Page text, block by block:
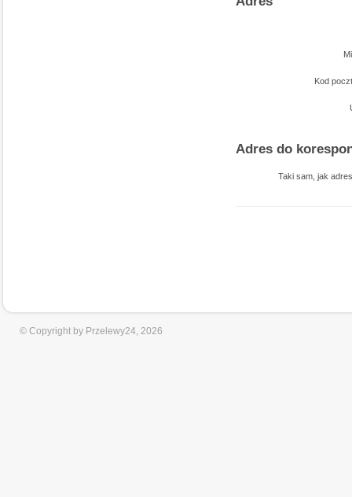
Kod
Adres do
Taki sam, jak
© Copyright by Przelewy24, 2026